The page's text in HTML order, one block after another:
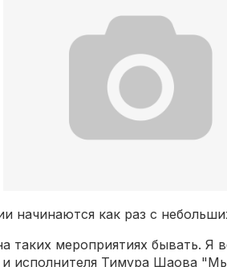
начинаются как раз с
мероприятиях бывать. Я
и исполнителя Тимура Шаова